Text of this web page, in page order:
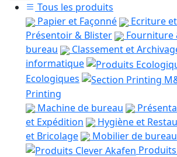
Tous les produits
Papier et Façonné
Ecriture
Présentoir & Blister
Fourniture
bureau
Classement et
informatique
Ecologiques
Printing
Machine de bureau
et Expédition
Hygiène et
et Bricolage
Mobilier de bureau